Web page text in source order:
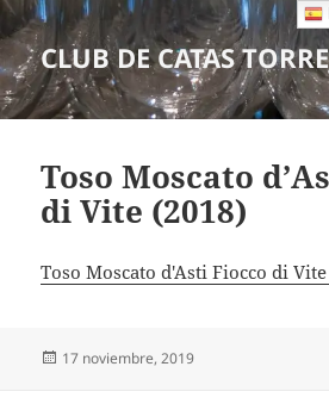
CLUB DE CATAS
Toso Moscato
di Vite (2018)
Toso Moscato d'Asti Fiocco di Vite
Publicado
17 noviembre, 2019